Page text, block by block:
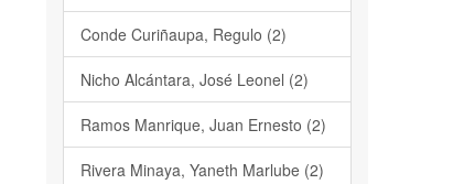
Conde Curiñaupa, Regulo (2)
Nicho Alcántara, José Leonel (2)
Ramos Manrique, Juan Ernesto (2)
Rivera Minaya, Yaneth Marlube (2)